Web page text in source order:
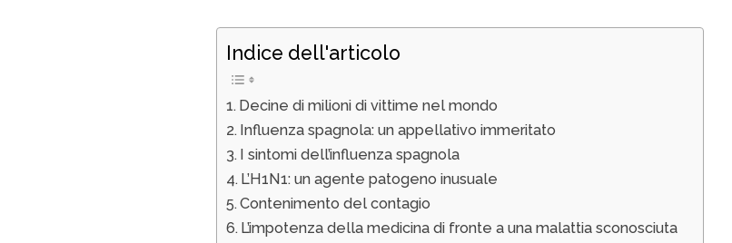
Indice dell'articolo
Decine di milioni di vittime nel mondo
Influenza spagnola: un appellativo immeritato
I sintomi dell’influenza spagnola
L’H1N1: un agente patogeno inusuale
Contenimento del contagio
L’impotenza della medicina di fronte a una malattia sconosciuta